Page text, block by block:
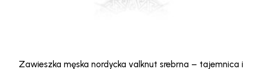
Zawieszka męska nordycka valknut srebrna – tajemnica i